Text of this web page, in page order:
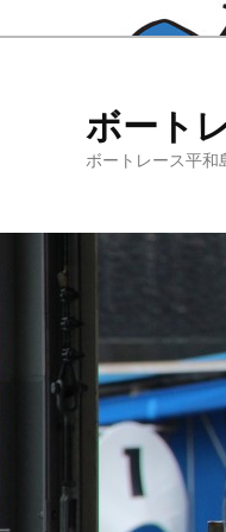
ボート
ボートレース平和